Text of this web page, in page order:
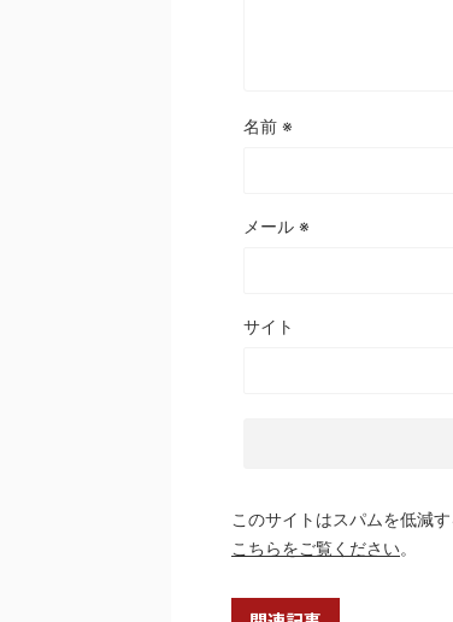
名前 ※
メール ※
サイト
このサイトはスパムを低減
こちらをご覧ください。